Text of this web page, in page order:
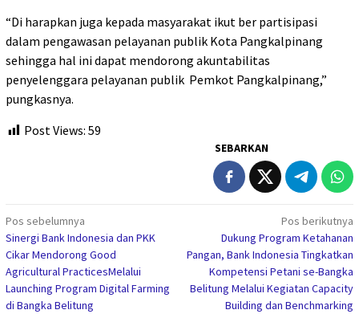
“Di harapkan juga kepada masyarakat ikut ber partisipasi
dalam pengawasan pelayanan publik Kota Pangkalpinang
sehingga hal ini dapat mendorong akuntabilitas
penyelenggara pelayanan publik Pemkot Pangkalpinang,”
pungkasnya.
Post Views: 59
SEBARKAN
Navigasi
pos
Pos sebelumnya
Sinergi Bank Indonesia dan PKK
Cikar Mendorong Good
Agricultural PracticesMelalui
Launching Program Digital Farming
di Bangka Belitung
Pos berikutnya
Dukung Program Ketahanan
Pangan, Bank Indonesia Tingkatkan
Kompetensi Petani se-Bangka
Belitung Melalui Kegiatan Capacity
Building dan Benchmarking